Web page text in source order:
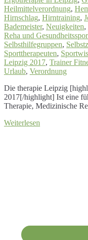
Heilmittelverordnung,
Hirnschlag, Hirntraining,
Bademeister, Neuigkeiten,
Reha und
Selbsthilfegruppen,
Sporttherapeuten,
Leipzig 2017, Trainer
Urlaub, Verordnung
Die therapie Leipzig
2017[/highlight] Ist eine
Therapie, Medizinische
Weiterlesen